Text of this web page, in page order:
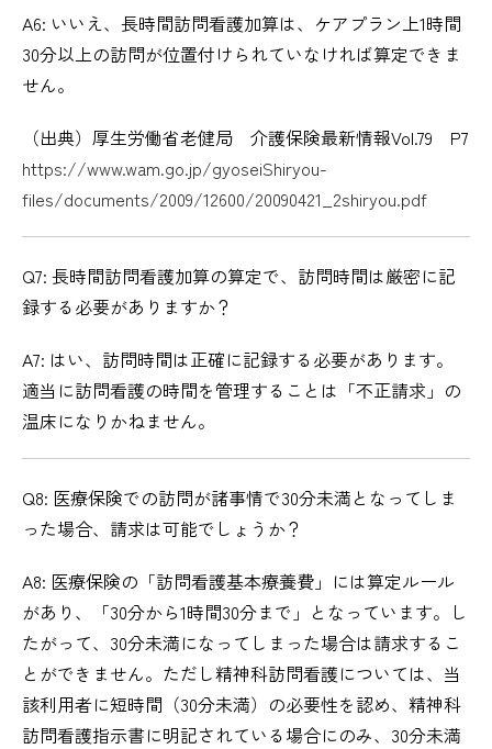
A6: いいえ、長時間訪問看護加算は、ケアプラン上1時間
30分以上の訪問が位置付けられていなければ算定できま
せん。
（出典）厚生労働省老健局 介護保険最新情報Vol.79 P7
https://www.wam.go.jp/gyoseiShiryou-
files/documents/2009/12600/20090421_2shiryou.pdf
Q7: 長時間訪問看護加算の算定で、訪問時間は厳密に記
録する必要がありますか？
A7: はい、訪問時間は正確に記録する必要があります。
適当に訪問看護の時間を管理することは「不正請求」の
温床になりかねません。
Q8: 医療保険での訪問が諸事情で30分未満となってしま
った場合、請求は可能でしょうか？
A8: 医療保険の「訪問看護基本療養費」には算定ルール
があり、「30分から1時間30分まで」となっています。し
たがって、30分未満になってしまった場合は請求するこ
とができません。ただし精神科訪問看護については、当
該利用者に短時間（30分未満）の必要性を認め、精神科
訪問看護指示書に明記されている場合にのみ、30分未満